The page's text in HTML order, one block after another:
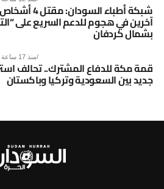
شبكة أطباء
آخرين في هجوم للدعم السريع على
بشمال كردفان
منذ 17 ساعة
قمة مكة للدفاع المشترك.. تحالف
جديد بين السعودية وتركيا وباكستان